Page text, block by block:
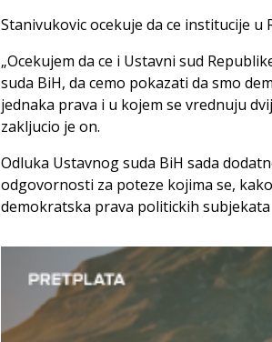
Stanivukovic ocekuje da ce institucije
„Ocekujem da ce i Ustavni sud
suda BiH, da cemo pokazati da smo
jednaka prava i u kojem se vrednuju
zakljucio je on.
Odluka Ustavnog suda BiH sada
odgovornosti za poteze kojima se,
demokratska prava politickih subjekata